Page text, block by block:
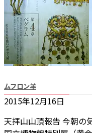
ムフロン羊
2015年12月16日
天拝山山頂報告 今朝の